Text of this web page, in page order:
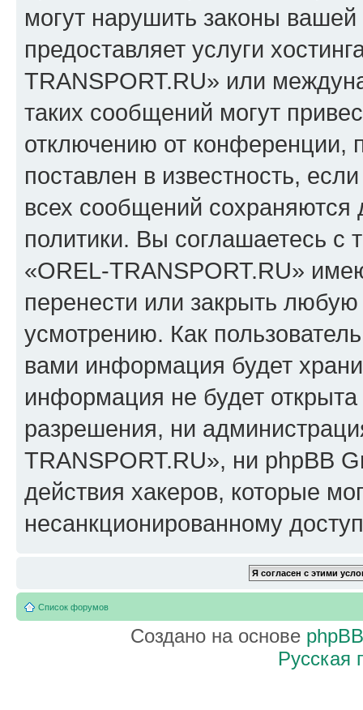
могут нарушить законы
предоставляет услуги
TRANSPORT.RU» или
таких сообщений могут
отключению от конференции,
поставлен в известность,
всех сообщений сохраняются
политики. Вы соглашаетесь
«OREL-TRANSPORT.RU»
перенести или закрыть
усмотрению. Как
вами информация будет
информация не будет
разрешения, ни
TRANSPORT.RU», ни phpBB
действия хакеров, которые
несанкционированному
Список форумов
Создано на основе phpBB
Русская